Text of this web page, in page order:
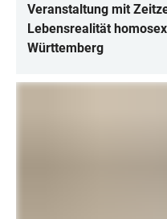
Veranstaltung mit
Lebensrealität
Württemberg